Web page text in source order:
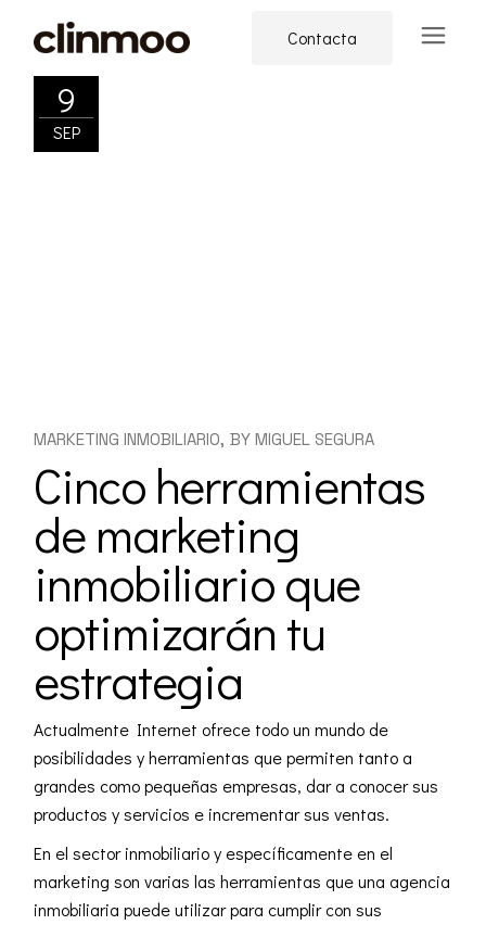
content
Contacta
9
SEP
MARKETING INMOBILIARIO BY MIGUEL SEGURA
Cinco herramientas
de marketing
inmobiliario que
optimizarán tu
estrategia
Actualmente Internet ofrece todo un mundo de
posibilidades y herramientas que permiten tanto a
grandes como pequeñas empresas, dar a conocer sus
productos y servicios e incrementar sus ventas.
En el sector inmobiliario y específicamente en el
marketingson varias las herramientas que una agencia
inmobiliaria puede utilizar para cumplir con sus